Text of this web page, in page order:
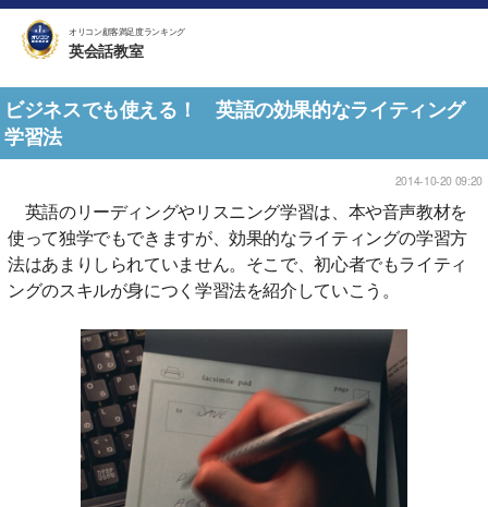
オリコン顧客満足度ランキング
英会話教室
ビジネスでも使える！ 英語の効果的なライティング
学習法
2014-10-20 09:20
英語のリーディングやリスニング学習は、本や音声教材を
使って独学でもできますが、効果的なライティングの学習方
法はあまりしられていません。そこで、初心者でもライティ
ングのスキルが身につく学習法を紹介していこう。